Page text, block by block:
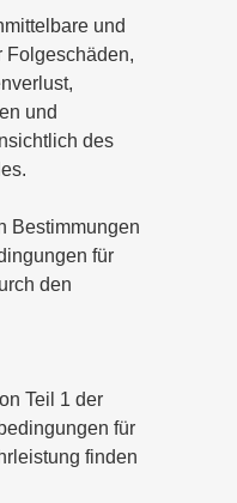
und
Folgeschäden,
und
des
Bestimmungen
für
den
Teil 1 der
für
finden